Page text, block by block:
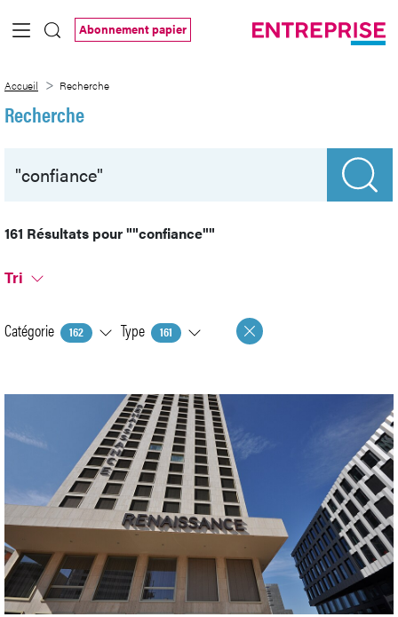
Saut au contenu principal
Abonnement papier
Accueil Recherche
Recherche
161 Résultats pour""confiance""
Tri
Catégorie 162 Type 161